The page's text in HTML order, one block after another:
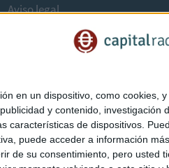
en un dispositivo, como
y contenido, investigación
características de dispositivos.
puede acceder a información
de su consentimiento, pero
Aviso legal